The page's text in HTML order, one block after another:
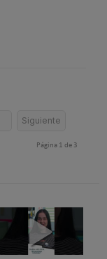
Siguiente
Página 1 de 3